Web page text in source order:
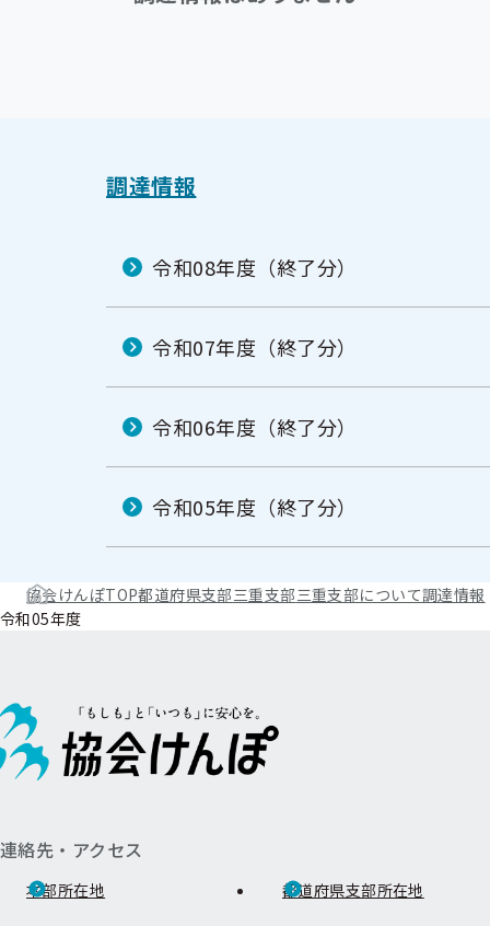
調達情報
令和08年度（終了分）
令和07年度（終了分）
令和06年度（終了分）
令和05年度（終了分）
協会けんぽTOP都道府県支部三重支部三重支部について調達情報
令和05年度
連絡先・アクセス
本部所在地 都道府県支部所在地